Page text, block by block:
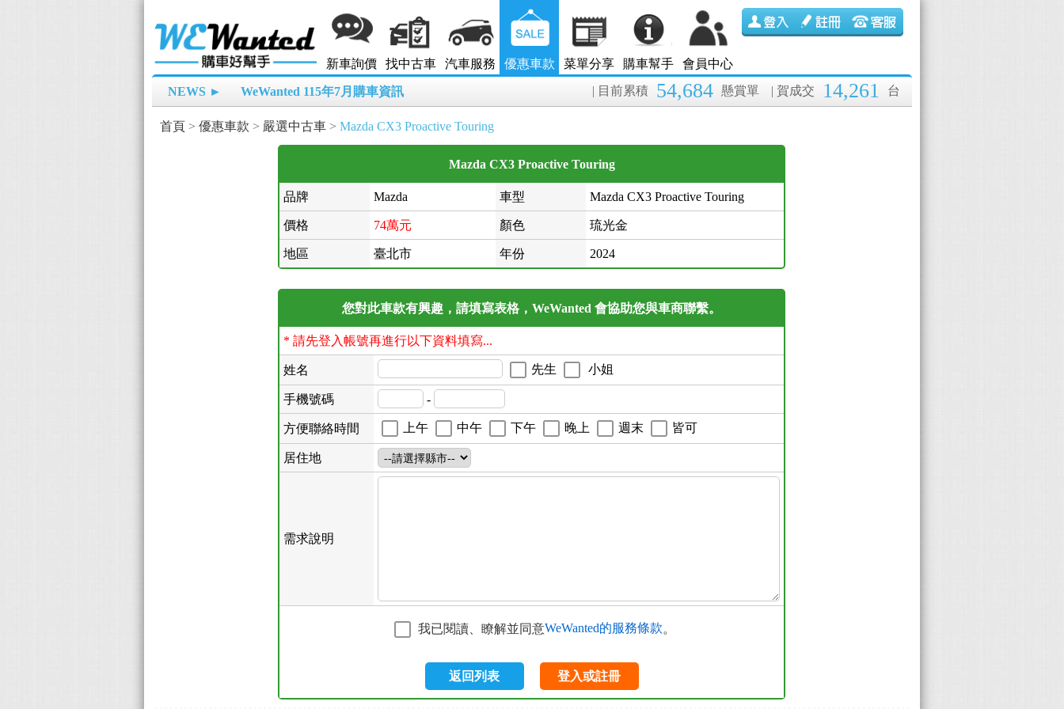
新車詢價 找中古車 汽車服務 優惠車款 菜單分享 購車幫手 會員中心
NEWS ► WeWanted 115年7月購車資訊 | 賀成交 14,261 台
| 目前累積 54,684 懸賞單
首頁 > 優惠車款 > 嚴選中古車 > Mazda CX3 Proactive Touring
Mazda CX3 Proactive Touring
品牌 Mazda 車型 Mazda CX3 Proactive Touring
價格 74萬元 顏色 琉光金
地區 臺北市 年份 2024
您對此車款有興趣，請填寫表格，WeWanted 會協助您與車商聯繫。
* 請先登入帳號再進行以下資料填寫...
姓名 先生 小姐
手機號碼 -
方便聯絡時間 上午 中午 下午 晚上 週末 皆可
居住地
需求說明
我已閱讀、瞭解並同意WeWanted的服務條款。
返回列表 登入或註冊